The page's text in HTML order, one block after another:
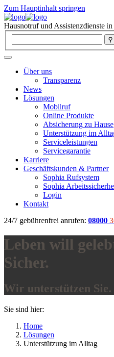
Zum Hauptinhalt springen
Hausnotruf und Assistenzdienste
Über uns
Transparenz
News
Lösungen
Mobilruf
Online Produkte
Absicherung zu Hause
Unterstützung im
Serviceleistungen
Servicegarantie
Karriere
Geschäftskunden & Partner
Sophia Rufsystem
Sophia
Login
Kontakt
24/7 gebührenfrei anrufen: 08000
Leben will
Sicher.
Wir unterstützen Sie.
Sie sind hier:
Home
Lösungen
Unterstützung im Alltag